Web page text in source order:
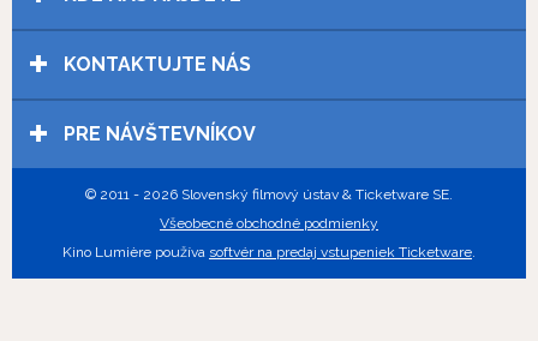
KONTAKTUJTE NÁS
PRE NÁVŠTEVNÍKOV
© 2011 - 2026 Slovenský filmový ústav & Ticketware SE.
Všeobecné obchodné podmienky
Kino Lumière používa softvér na predaj vstupeniek Ticketware.